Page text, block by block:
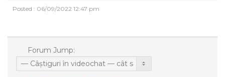
Posted : 06/09/2022 12:47 pm
Forum Jump: